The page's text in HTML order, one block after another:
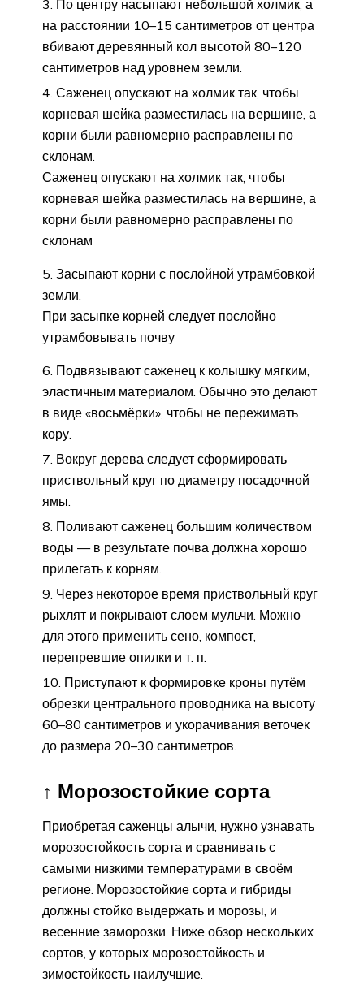
По центру насыпают небольшой холмик, а
на расстоянии 10–15 сантиметров от центра
вбивают деревянный кол высотой 80–120
сантиметров над уровнем земли.
Саженец опускают на холмик так, чтобы
корневая шейка разместилась на вершине, а
корни были равномерно расправлены по
склонам.
Саженец опускают на холмик так, чтобы
корневая шейка разместилась на вершине, а
корни были равномерно расправлены по
склонам
Засыпают корни с послойной утрамбовкой
земли.
При засыпке корней следует послойно
утрамбовывать почву
Подвязывают саженец к колышку мягким,
эластичным материалом. Обычно это делают
в виде «восьмёрки», чтобы не пережимать
кору.
Вокруг дерева следует сформировать
приствольный круг по диаметру посадочной
ямы.
Поливают саженец большим количеством
воды — в результате почва должна хорошо
прилегать к корням.
Через некоторое время приствольный круг
рыхлят и покрывают слоем мульчи. Можно
для этого применить сено, компост,
перепревшие опилки и т. п.
Приступают к формировке кроны путём
обрезки центрального проводника на высоту
60–80 сантиметров и укорачивания веточек
до размера 20–30 сантиметров.
↑ Морозостойкие сорта
Приобретая саженцы алычи, нужно узнавать
морозостойкость сорта и сравнивать с
самыми низкими температурами в своём
регионе. Морозостойкие сорта и гибриды
должны стойко выдержать и морозы, и
весенние заморозки. Ниже обзор нескольких
сортов, у которых морозостойкость и
зимостойкость наилучшие.